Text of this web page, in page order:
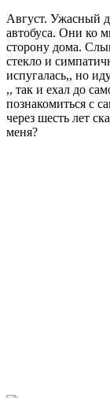
Август. Ужасный
автобуса. Они ко
сторону дома.
стекло и
испугалась,, но
,, так и ехал до
познакомиться с
через шесть лет
меня?